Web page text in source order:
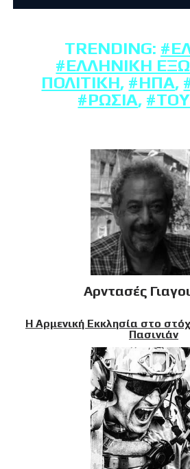
TRENDING:
#ΕΛΛΗΝΙΚΉ
ΠΟΛΙΤΙΚΉ, #ΗΠΑ,
#ΡΩΣΊΑ,
Αρντασές
Η Αρμενική Εκκλησία στο
Πασινιάν